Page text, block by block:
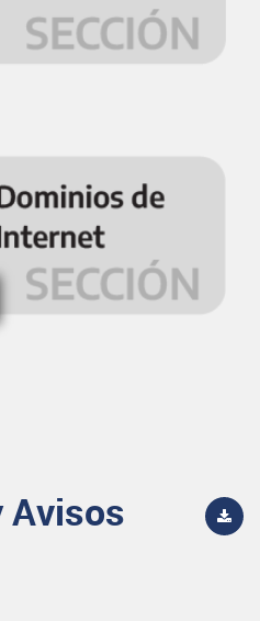
Avisos